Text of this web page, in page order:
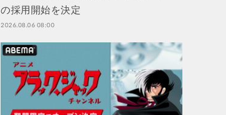
の採用開始を決定
2026.08.06 08:00